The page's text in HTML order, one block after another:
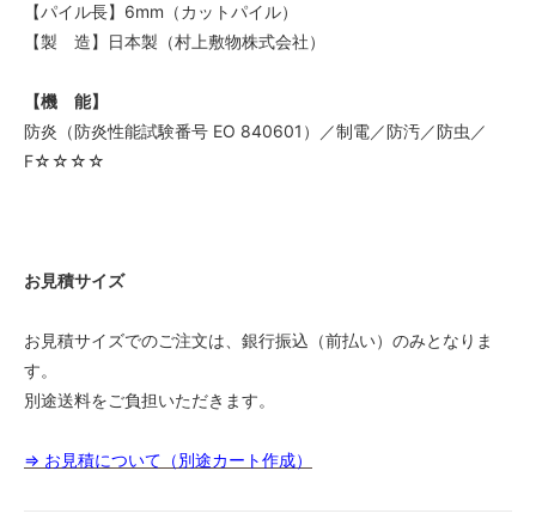
【パイル長】6mm（カットパイル）
【製 造】日本製（村上敷物株式会社）
【機 能】
防炎（防炎性能試験番号 EO 840601）／制電／防汚／防虫／
F☆☆☆☆
お見積サイズ
お見積サイズでのご注文は、銀行振込（前払い）のみとなりま
す。
別途送料をご負担いただきます。
⇒ お見積について（別途カート作成）